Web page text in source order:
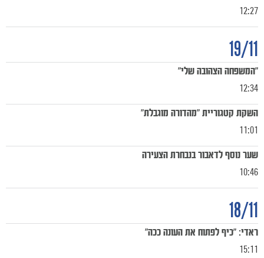
כרטיסים
12:27
19/11
12:34
"המשפחה הצהובה שלי"
11:01
השקת קטגוריית "מהדורה מוגבלת"
10:46
שער נוסף לדאבור בנבחרת הצעירה
18/11
15:11
ראדי: "כיף לפתוח את העונה ככה"